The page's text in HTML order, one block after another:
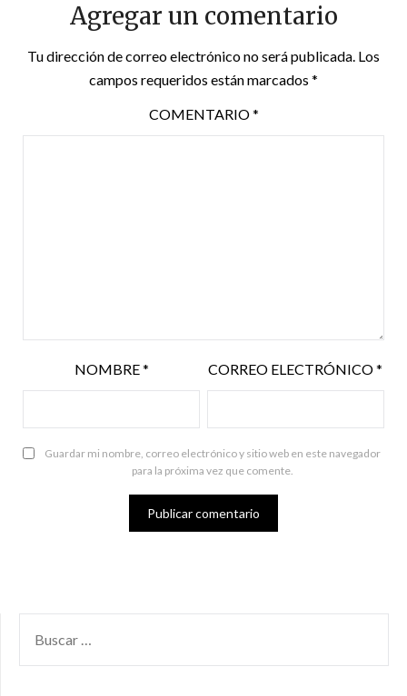
Agregar un comentario
Tu dirección de correo electrónico no será publicada. Los
campos requeridos están marcados *
COMENTARIO*
NOMBRE* CORREO ELECTRÓNICO*
Guardar mi nombre, correo electrónico y sitio web en este navegador
para la próxima vez que comente.
POR: